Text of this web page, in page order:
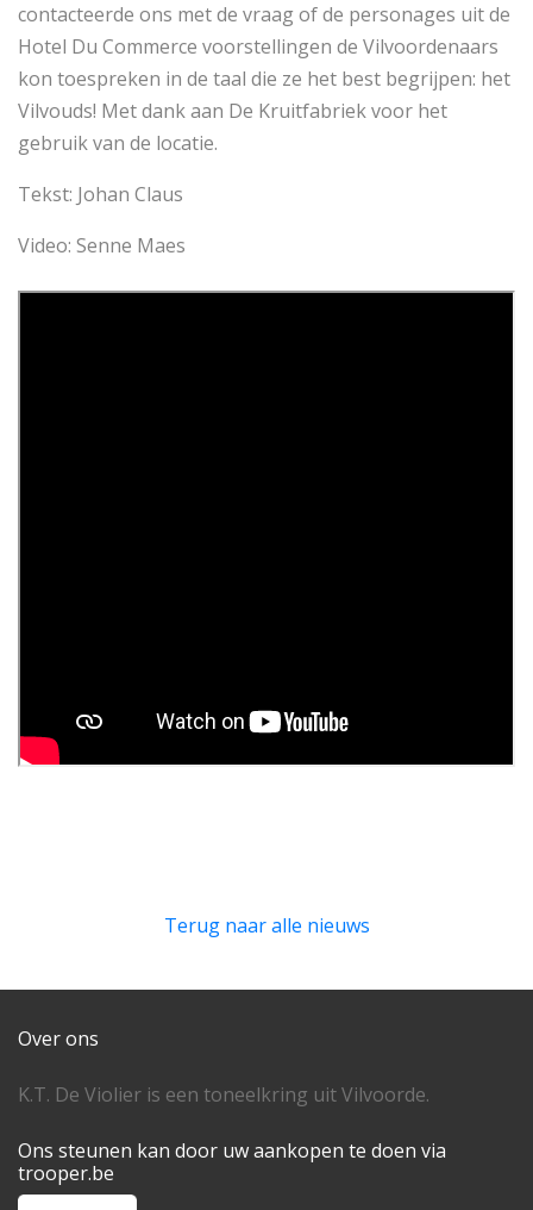
contacteerde ons met de vraag of de personages uit de
Hotel Du Commerce voorstellingen de Vilvoordenaars
kon toespreken in de taal die ze het best begrijpen: het
Vilvouds! Met dank aan De Kruitfabriek voor het
gebruik van de locatie.
Tekst: Johan Claus
Video: Senne Maes
Terug naar alle nieuws
Over ons
K.T. De Violier is een toneelkring uit Vilvoorde.
Ons steunen kan door uw aankopen te doen via
trooper.be